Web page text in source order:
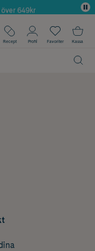
649kr
Recept Profil Favoriter Kassa